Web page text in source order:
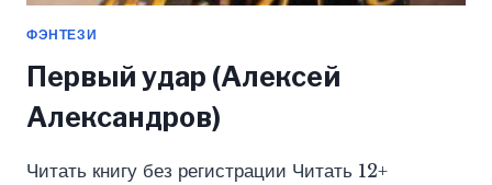
ФЭНТЕЗИ
Первый удар (Алексей
Александров)
Читать книгу без регистрации Читать 12+